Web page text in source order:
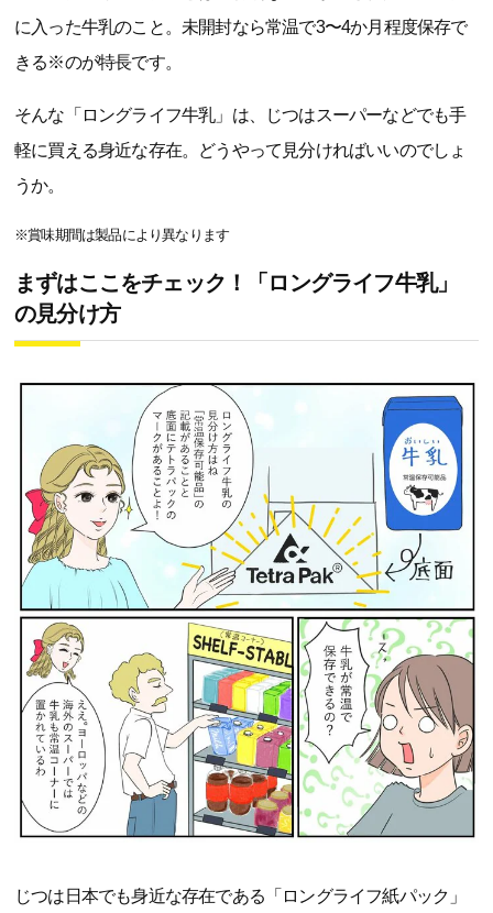
に入った牛乳のこと。未開封なら常温で3〜4か月程度保存で
きる※のが特長です。
そんな「ロングライフ牛乳」は、じつはスーパーなどでも手
軽に買える身近な存在。どうやって見分ければいいのでしょ
うか。
※賞味期間は製品により異なります
まずはここをチェック！「ロングライフ牛乳」
の見分け方
じつは日本でも身近な存在である「ロングライフ紙パック」